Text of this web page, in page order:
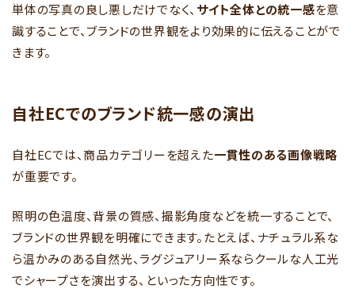
単体の写真の良し悪しだけでなく、 サイト全体との統一感を意
識することで、ブランドの世界観をより効果的に伝えることがで
きます。
自社ECでのブランド統一感の演出
自社ECでは、商品カテゴリーを超えた一貫性のある画像戦略
が重要です。
照明の色温度、背景の質感、撮影角度などを統一することで、
ブランドの世界観を明確にできます。たとえば、ナチュラル系な
ら温かみのある自然光、ラグジュアリー系ならクールな人工光
でシャープさを演出する、といった方向性です。